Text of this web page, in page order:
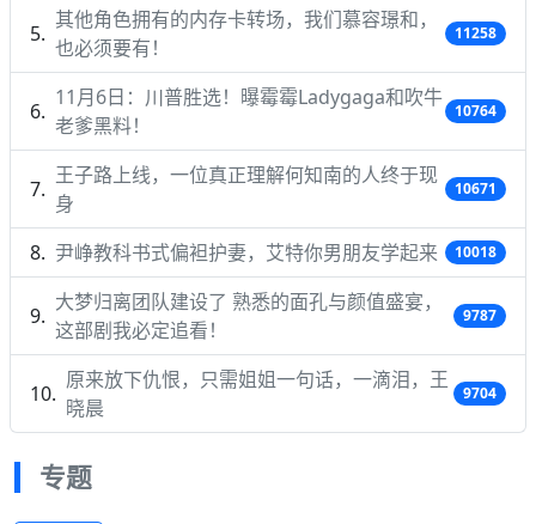
其他角色拥有的内存卡转场，我们慕容璟和，
也必须要有！
11258
11月6日：川普胜选！曝霉霉Ladygaga和吹牛
老爹黑料！
10764
王子路上线，一位真正理解何知南的人终于现
身
10671
尹峥教科书式偏袒护妻，艾特你男朋友学起来 10018
大梦归离团队建设了 熟悉的面孔与颜值盛宴，
这部剧我必定追看！
9787
原来放下仇恨，只需姐姐一句话，一滴泪，王
晓晨
9704
专题